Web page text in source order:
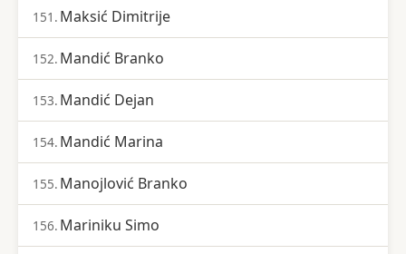
151. Maksić Dimitrije
152. Mandić Branko
153. Mandić Dejan
154. Mandić Marina
155. Manojlović Branko
156. Mariniku Simo